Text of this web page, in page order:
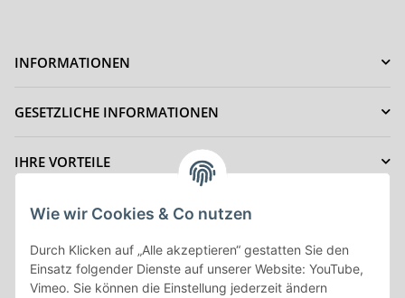
INFORMATIONEN
GESETZLICHE INFORMATIONEN
IHRE VORTEILE
ZAHLUNGSMÖGLICHKEITEN
Vertrag Widerrufen
Wie wir Cookies & Co nutzen
Durch Klicken auf „Alle akzeptieren“ gestatten Sie den
Einsatz folgender Dienste auf unserer Website: YouTube,
Vimeo. Sie können die Einstellung jederzeit ändern